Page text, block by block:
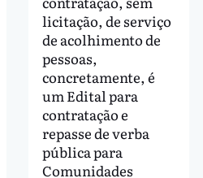
licitação, de serviço
de acolhimento de
pessoas,
concretamente, é
um Edital para
contratação e
repasse de verba
pública para
Comunidades